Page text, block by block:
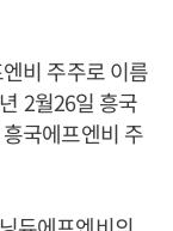
비 주주로 이름
2월26일 흥국
국에프엔비 주